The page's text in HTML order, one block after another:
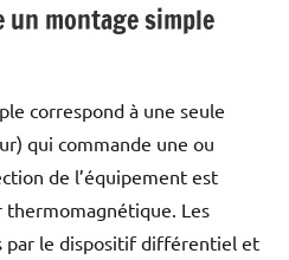
un montage simple
correspond à une seule
qui commande une ou
de l’équipement est
Les
par le dispositif différentiel et